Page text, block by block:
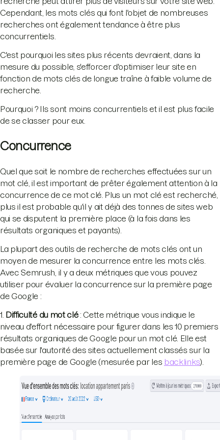
Cependant, les mots clés qui font l'objet de nombreuses
recherches ont également tendance à être plus
concurrentiels.
C'est pourquoi les sites plus récents devraient, dans la
mesure du possible, s'efforcer d'optimiser leur site en
fonction de mots clés de longue traîne à faible volume de
recherche.
Pourquoi ? Ils sont moins concurrentiels et il est plus facile
de se classer pour eux.
Concurrence
Quel que soit le nombre de recherches effectuées sur un
mot clé, il est important de prêter également attention à la
concurrence de ce mot clé. Plus un mot clé est recherché,
plus il est probable qu'il y ait déjà des tonnes de sites web
qui se disputent la première place (à la fois dans les
résultats organiques et payants).
La plupart des outils de recherche de mots clés ont un
moyen de mesurer la concurrence entre les mots clés.
Avec Semrush, il y a deux métriques que vous pouvez
utiliser pour évaluer la concurrence sur la première page
de Google :
1. Difficulté du mot clé: Cette métrique vous indique le
niveau d'effort nécessaire pour figurer dans les 10 premiers
résultats organiques de Google pour un mot clé. Elle est
basée sur l'autorité des sites actuellement classés sur la
première page de Google (mesurée par les backlinks).